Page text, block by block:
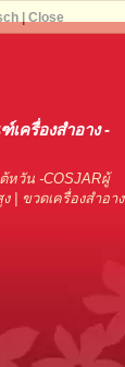
ครื่องสำอาง -
หวัน -COSJARผู้
| ขวดเครื่องสำอาง
| Close